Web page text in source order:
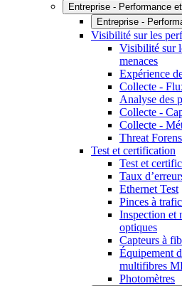
Entreprise - Performance
Entreprise -
Visibilité sur les
Visibilité sur
menaces
Expérience
Collecte -
Analyse des
Collecte -
Collecte -
Threat
Test et certification
Test et
Taux
Ethernet Test
Pinces à trafic
Inspection et
optiques
Capteurs à
Équipement
multifibres
Photomètres